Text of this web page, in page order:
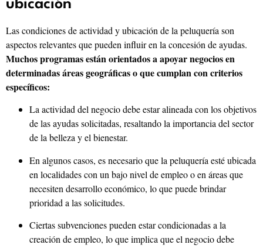
ubicación
Las condiciones de actividad y ubicación de la peluquería son
aspectos relevantes que pueden influir en la concesión de ayudas.
Muchos programas están orientados a apoyar negocios en
determinadas áreas geográficas o que cumplan con criterios
específicos:
La actividad del negocio debe estar alineada con los objetivos
de las ayudas solicitadas, resaltando la importancia del sector
de la belleza y el bienestar.
En algunos casos, es necesario que la peluquería esté ubicada
en localidades con un bajo nivel de empleo o en áreas que
necesiten desarrollo económico, lo que puede brindar
prioridad a las solicitudes.
Ciertas subvenciones pueden estar condicionadas a la
creación de empleo, lo que implica que el negocio debe